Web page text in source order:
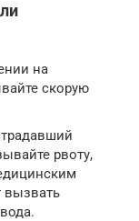
на
скорую
рвоту,
вызвать